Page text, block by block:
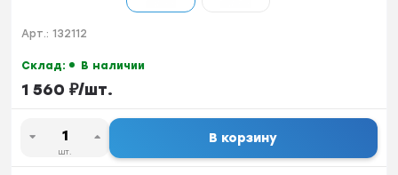
Арт.: 132112
Склад: В наличии
1 560 ₽/шт.
шт.
В корзину